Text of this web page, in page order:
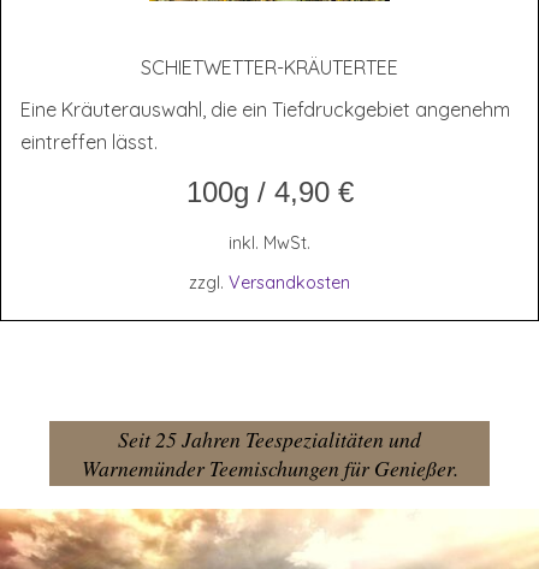
SCHIET­WET­TER-KRÄU­TER­TEE
Eine Kräuterauswahl, die ein Tiefdruckgebiet angenehm
eintreffen lässt.
100g / 4,90 €
inkl. MwSt.
zzgl. Versandkosten
Seit 25 Jahren Teespezialitäten und
Warnemünder Teemischungen für Genießer.